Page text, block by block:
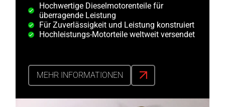
Hochwertige Dieselmotorenteile für
überragende Leistung
Für Zuverlässigkeit und Leistung konstruiert
Hochleistungs-Motorteile weltweit versendet
MEHR INFORMATIONEN